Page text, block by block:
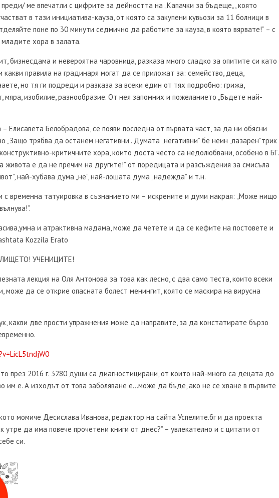
ме впечатли с цифрите за дейността на „Капачки за бъдеще„, която
в тази инициатива-кауза, от която са закупени кувьози за 11 болници в
поне по 30 минути седмично да работите за кауза, в която вярвате!” – с
хора в залата.
бизнесдама и невероятна чаровница, разказа много сладко за опитите си като
какви правила на градинаря могат да се приложат за: семейство, деца,
но тя ги подреди и разказа за всеки един от тях подробно: грижа,
мяра, изобилие, разнообразие. От нея запомних и пожеланието „Бъдете най-
Елисавета Белобрадова, се появи последна от първата част, за да ни обясни
„Защо трябва да останем негативни”. Думата „негативни” бе неин „пазарен”трик
критичните хора, които доста често са недолюбвани, особено в БГ.
живота е да не пречим на другите!” от поредицата и разсъждения за смисъла
най-хубава дума „не”, най-лошата дума „надежда” и т.н.
с временна татуировка в съзнанието ми – искрените и думи накрая: „Може нищо
и атрактивна мадама, може да четете и да се кефите на постовете и
Kozzila Erato
УЧЕНИЦИТЕ!
лекция на Оля Антонова за това как лесно, с два само теста, които всеки
може да се открие опасната болест менингит, която се маскира на вирусна
какви две прости упражнения може да направите, за да констатирате бързо
през 2016 г. 3280 души са диагностицирани, от които най-много са децата до
им е. А изходът от това заболяване е…може да бъде, ако не се хване в първите
момиче Десислава Иванова, редактор на сайта Успелите.бг и да проекта
утре да има повече прочетени книги от днес?” – увлекателно и с цитати от
си.